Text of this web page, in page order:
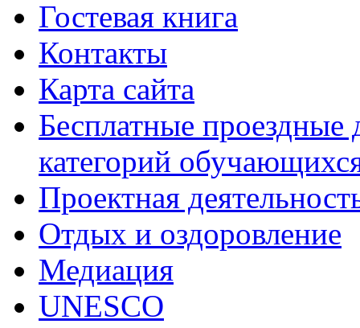
Гостевая книга
Контакты
Карта сайта
Бесплатные
категорий
Проектная
Отдых и оздоровление
Медиация
UNESCO